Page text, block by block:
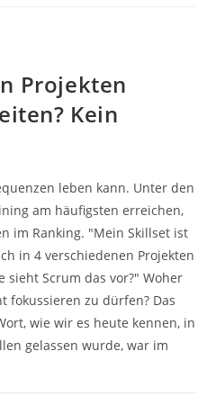
Projekten
Kein
leben kann. Unter den
am häufigsten erreichen,
im Ranking. "Mein Skillset ist
in 4 verschiedenen Projekten
Scrum das vor?" Woher
fokussieren zu dürfen? Das
wie wir es heute kennen, in
gelassen wurde, war im